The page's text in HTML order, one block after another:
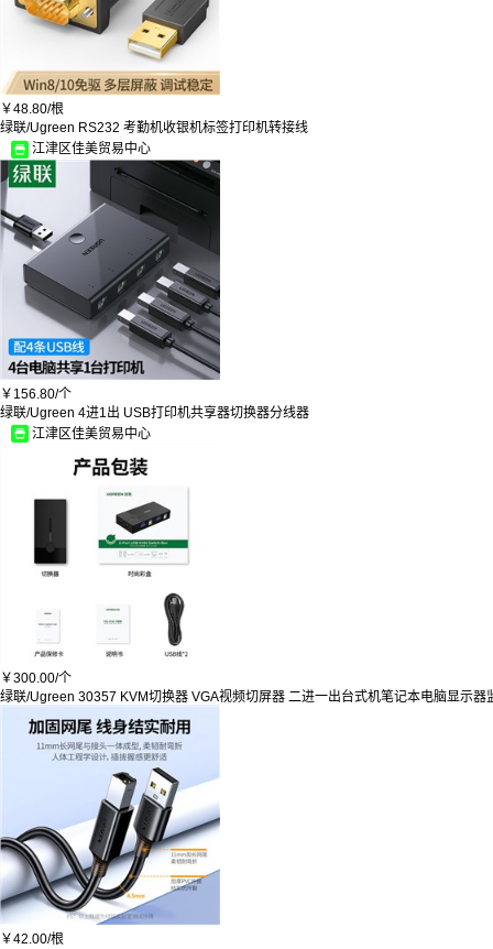
￥48.80/根
绿联/Ugreen RS232 考勤机收银机标签打印机转接线
江津区佳美贸易中心
￥ 156.80/个
绿联/Ugreen 4进1出 USB打印机共享器切换器分线器
江津区佳美贸易中心
￥300.00/个
绿联/Ugreen 30357 KVM切换器 VGA视频切屏器 二进一出台式机笔记本电脑显示器
￥42.00/根